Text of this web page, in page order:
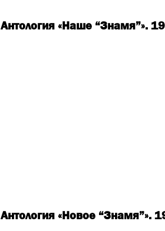
Антология «Наше “Знамя”».
Антология «Новое “Знамя”».